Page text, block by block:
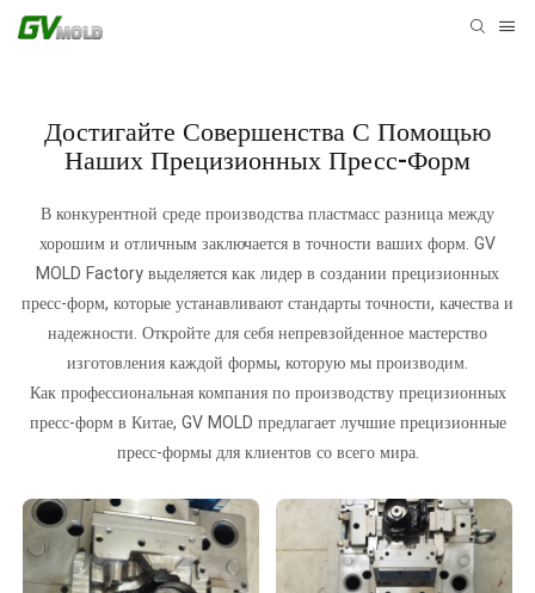
Достигайте Совершенства С Помощью
Наших Прецизионных Пресс-Форм
В конкурентной среде производства пластмасс разница между
хорошим и отличным заключается в точности ваших форм. GV
MOLD Factory выделяется как лидер в создании прецизионных
пресс-форм, которые устанавливают стандарты точности, качества и
надежности. Откройте для себя непревзойденное мастерство
изготовления каждой формы, которую мы производим.
Как профессиональная компания по производству прецизионных
пресс-форм в Китае, GV MOLD предлагает лучшие прецизионные
пресс-формы для клиентов со всего мира.